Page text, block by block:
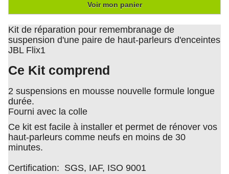
Voir mon panier
Kit de réparation pour remembranage de
suspension d'une paire de haut-parleurs d'enceintes
JBL Flix1
Ce Kit comprend
2 suspensions en mousse nouvelle formule longue
durée.
Fourni avec la colle
Ce kit est facile à installer et permet de rénover vos
haut-parleurs comme neufs en moins de 30
minutes.
Certification: SGS, IAF, ISO 9001